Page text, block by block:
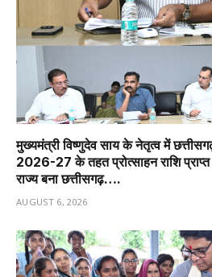
मुख्यमंत्री विष्णुदेव साय के नेतृत्व में
2026-27 के तहत प्रोत्साहन राशि
राज्य बना छत्तीसगढ़….
AUGUST 6, 2026